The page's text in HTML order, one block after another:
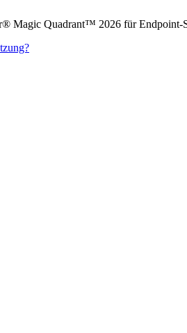
Magic Quadrant™ 2026 für Endpoint-